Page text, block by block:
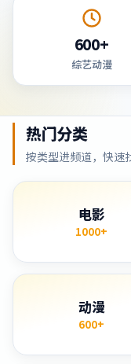
600+
综艺动漫
热门分类
按类型进频道，快速
电影
1000+
动漫
600+